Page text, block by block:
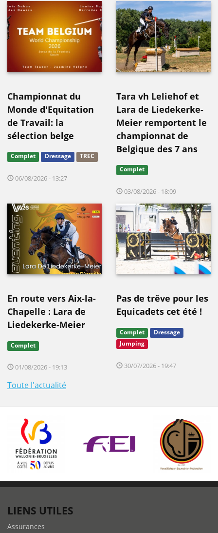
Championnat du
Monde d'Equitation
de Travail: la
sélection belge
Complet Dressage TREC
06/08/2026 - 13:27
Tara vh Leliehof et
Lara de Liedekerke-
Meier remportent le
championnat de
Belgique des 7 ans
Complet
03/08/2026 - 18:09
En route vers Aix-la-
Chapelle : Lara de
Liedekerke-Meier
Complet
01/08/2026 - 19:13
Pas de trêve pour les
Equicadets cet été !
Complet
Dressage
Jumping
30/07/2026 - 19:47
Toute l'actualité
LIENS UTILES
Assurances